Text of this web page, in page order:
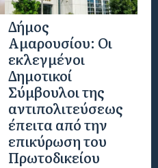
Δήμος
Αμαρουσίου: Οι
εκλεγμένοι
Δημοτικοί
Σύμβουλοι της
αντιπολιτεύσεως
έπειτα από την
επικύρωση του
Πρωτοδικείου